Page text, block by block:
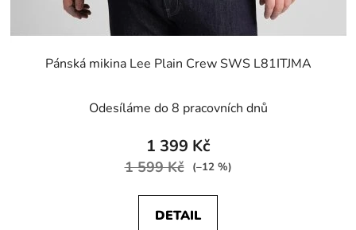
Pánská mikina Lee Plain Crew SWS L81ITJMA
Odesíláme do 8 pracovních dnů
1 399 Kč
1 599 Kč (–12 %)
DETAIL